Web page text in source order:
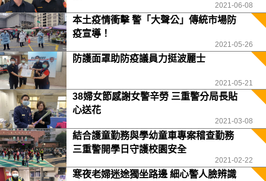
2021-06-08
本土疫情衝擊 警「大聲公」傳統市場防
疫宣導！
2021-05-26
防護面罩助防疫議員力挺波麗士
2021-05-21
38婦女節感謝女警辛勞 三重警分局長貼
心送花
2021-03-08
結合護童勤務與學幼童車專案稽查勤務
三重警開學日守護校園安全
2021-02-22
寒夜老婦迷途獨坐路邊 細心警人臉辨識